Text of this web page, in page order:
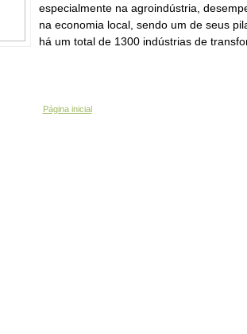
especialmente na agroindústria,
na economia local, sendo um de seus
há um total de 1300 indústrias de
Página inicial